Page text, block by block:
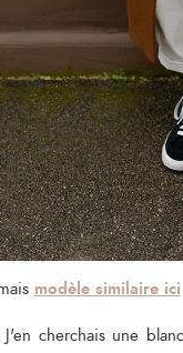
modèle similaire ici
cherchais une